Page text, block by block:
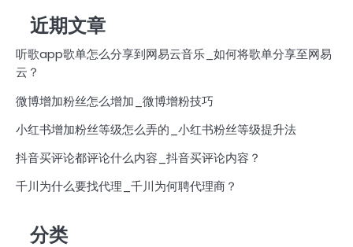
近期文章
听歌app歌单怎么分享到网易云音乐_如何将歌单分享至网易
云？
微博增加粉丝怎么增加_微博增粉技巧
小红书增加粉丝等级怎么弄的_小红书粉丝等级提升法
抖音买评论都评论什么内容_抖音买评论内容？
千川为什么要找代理_千川为何聘代理商？
分类